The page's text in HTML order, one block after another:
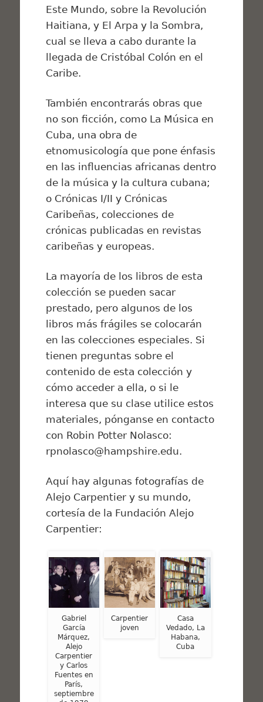
Este Mundo, sobre la Revolución
Haitiana, y El Arpa y la Sombra,
cual se lleva a cabo durante la
llegada de Cristóbal Colón en el
Caribe.
También encontrarás obras que
no son ficción, como La Música en
Cuba, una obra de
etnomusicología que pone énfasis
en las influencias africanas dentro
de la música y la cultura cubana;
o Crónicas I/II y Crónicas
Caribeñas, colecciones de
crónicas publicadas en revistas
caribeñas y europeas.
La mayoría de los libros de esta
colección se pueden sacar
prestado, pero algunos de los
libros más frágiles se colocarán
en las colecciones especiales. Si
tienen preguntas sobre el
contenido de esta colección y
cómo acceder a ella, o si le
interesa que su clase utilice estos
materiales, pónganse en contacto
con Robin Potter Nolasco:
rpnolasco@hampshire.edu.
Aquí hay algunas fotografías de
Alejo Carpentier y su mundo,
cortesía de la Fundación Alejo
Carpentier:
Gabriel
García
Márquez,
Alejo
Carpentier
y Carlos
Fuentes en
París,
septiembre
Carpentier
joven
Casa
Vedado, La
Habana,
Cuba